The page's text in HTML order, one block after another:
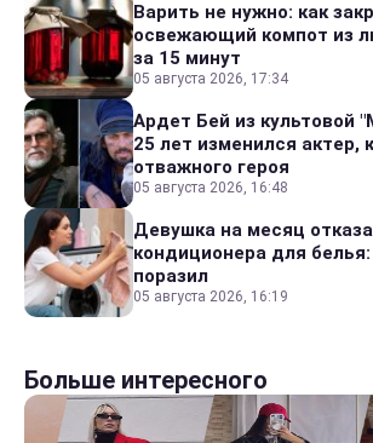
Варить не нужно: как
освежающий компот из
за 15 минут
05 августа 2026, 17:34
Ардет Бей из культовой
25 лет изменился актер,
отважного героя
05 августа 2026, 16:48
Девушка на месяц
кондиционера для белья:
поразил
05 августа 2026, 16:19
Больше интересного